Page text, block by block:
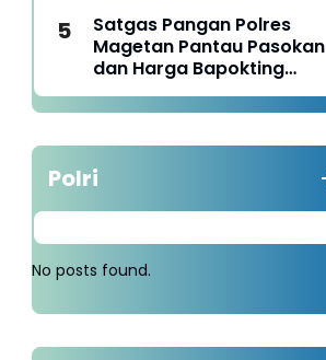
Satgas Pangan Polres
Magetan Pantau Pasokan
dan Harga Bapokting
Pascalebaran
Polri
No posts found.